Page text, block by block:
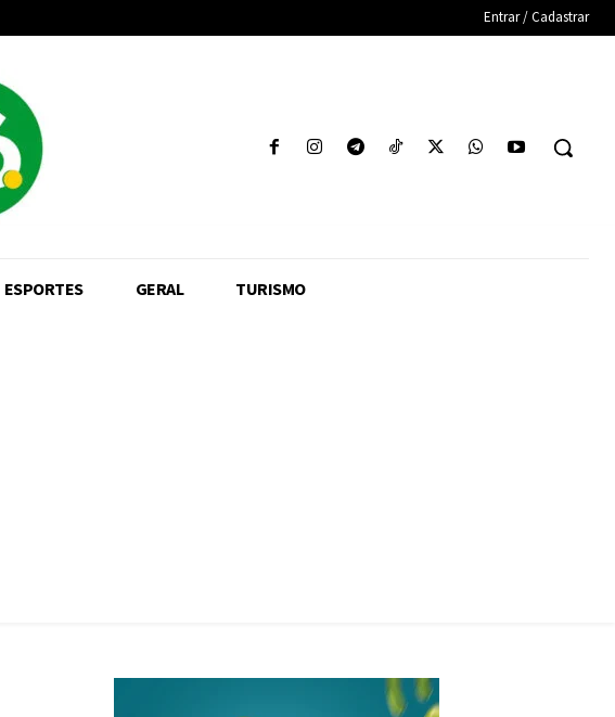
Entrar / Cadastrar
ESPORTES GERAL TURISMO